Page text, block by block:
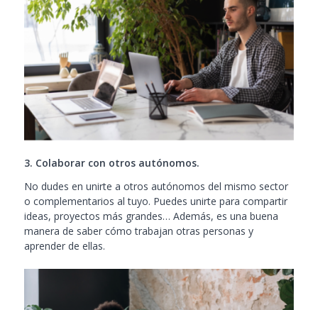
3. Colaborar con otros autónomos.
No dudes en unirte a otros autónomos del mismo sector
o complementarios al tuyo. Puedes unirte para compartir
ideas, proyectos más grandes… Además, es una buena
manera de saber cómo trabajan otras personas y
aprender de ellas.